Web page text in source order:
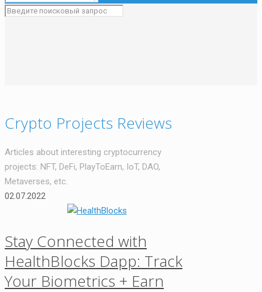
Crypto Projects Reviews
Articles about interesting cryptocurrency
projects: NFT, DeFi, PlayToEarn, IoT, DAO,
Metaverses, etc.
02.07.2022
Stay Connected with
HealthBlocks Dapp: Track
Your Biometrics + Earn